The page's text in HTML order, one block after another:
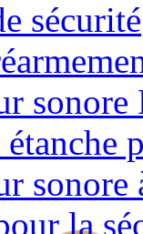
sécurité
sonore
étanche
sonore
la